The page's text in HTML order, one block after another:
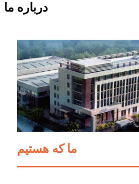
درباره ما
ما که هستیم